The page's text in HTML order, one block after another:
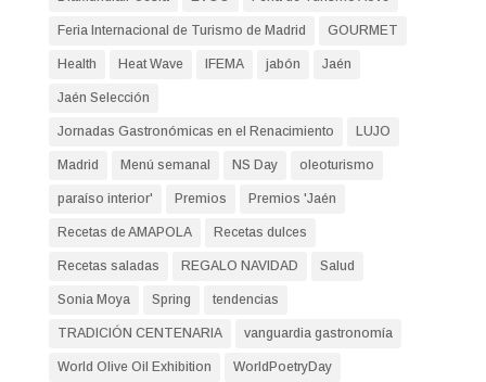
Feria Internacional de Turismo de Madrid GOURMET
Health Heat Wave IFEMA jabón Jaén
Jaén Selección
Jornadas Gastronómicas en el Renacimiento LUJO
Madrid Menú semanal NS Day oleoturismo
paraíso interior' Premios Premios 'Jaén
Recetas de AMAPOLA Recetas dulces
Recetas saladas REGALO NAVIDAD Salud
Sonia Moya Spring tendencias
TRADICIÓN CENTENARIA vanguardia gastronomía
World Olive Oil Exhibition WorldPoetryDay